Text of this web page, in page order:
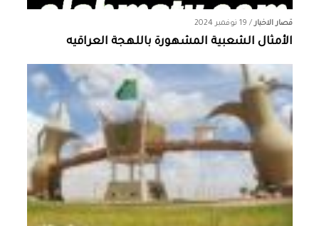
قصار الاخبار/ 19 نوفمبر 2024
الأمثال الشعبية المشهورة باللهجة العراقيه